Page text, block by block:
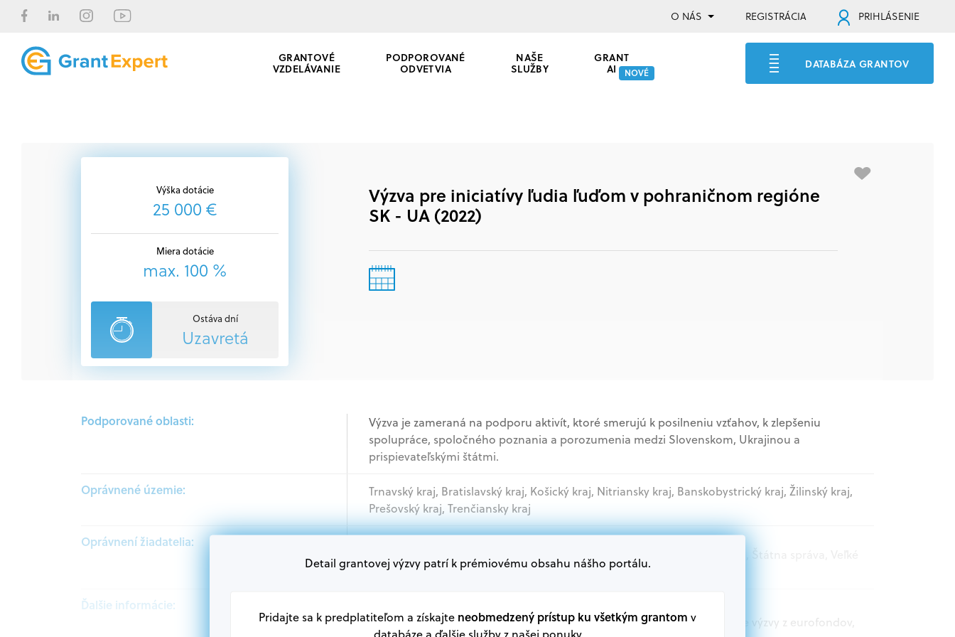
O NÁS REGISTRÁCIA PRIHLÁSENIE
GRANTOVÉ
VZDELÁVANIE
PODPOROVANÉ
ODVETVIA
NAŠE
SLUŽBY
GRANT
AI NOVÉ
DATABÁZA GRANTOV
Výška dotácie
25 000 €
Miera dotácie
max. 100 %
Ostáva dní
Uzavretá
Výzva pre iniciatívy ľudia ľuďom v pohraničnom regióne
SK - UA (2022)
Podporované oblasti:
Výzva je zameraná na podporu aktivít, ktoré smerujú k posilneniu vzťahov, k zlepšeniu
spolupráce, spoločného poznania a porozumenia medzi Slovenskom, Ukrajinou a
prispievateľskými štátmi.
Oprávnené územie:
Trnavský kraj, Bratislavský kraj, Košický kraj, Nitriansky kraj, Banskobystrický kraj, Žilinský kraj,
Prešovský kraj, Trenčiansky kraj
Oprávnení žiadatelia:
Akademický sektor, Podnikatelia, Mimovládne organizácie, Samospráva, Štátna správa, Veľké
podniky
Ďalšie informácie:
V databáze grantov a dotácií na portáli Grantexpert.sk nájdete aktuálne výzvy z eurofondov,
Detail grantovej výzvy patrí k prémiovému obsahu nášho portálu.
Pridajte sa k predplatiteľom a získajte neobmedzený prístup ku všetkým grantom v
databáze a ďalšie služby z našej ponuky